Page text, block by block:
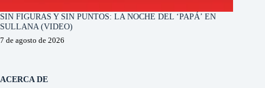
SIN FIGURAS Y SIN PUNTOS: LA NOCHE DEL ‘PAPÁ’ EN
SULLANA (VIDEO)
7 de agosto de 2026
ACERCA DE